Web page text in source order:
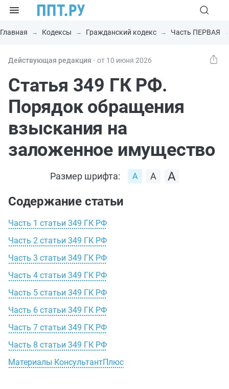
Главная Кодексы Гражданский кодекс Часть ПЕРВАЯ
Действующая редакция ⸱ от 10 июня 2026
Статья 349 ГК РФ.
Порядок обращения
взыскания на
заложенное имущество
Размер шрифта:
Содержание статьи
Часть 1 статьи 349 ГК РФ
Часть 2 статьи 349 ГК РФ
Часть 3 статьи 349 ГК РФ
Часть 4 статьи 349 ГК РФ
Часть 5 статьи 349 ГК РФ
Часть 6 статьи 349 ГК РФ
Часть 7 статьи 349 ГК РФ
Часть 8 статьи 349 ГК РФ
Материалы КонсультантПлюс